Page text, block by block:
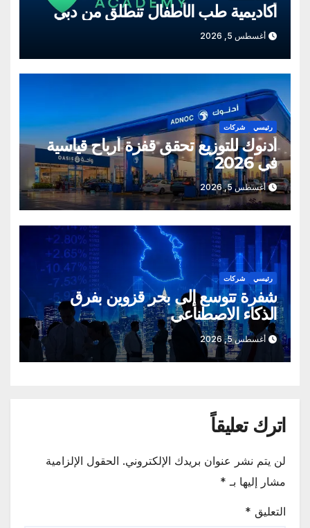
أكاديمية طب الأطفال تنطلق من دبي
أغسطس 5, 2026
رئيسي شركات
أدنوك للتوزيع تحقق قفزة أرباح قياسية
في 2026
أغسطس 5, 2026
رئيسي شركات
شفرة تتوسع إلى بحر قزوين بفرق
الذكاء الاصطناعي
أغسطس 5, 2026
اترك تعليقاً
لن يتم نشر عنوان بريدك الإلكتروني. الحقول الإلزامية
مشار إليها بـ *
التعليق *